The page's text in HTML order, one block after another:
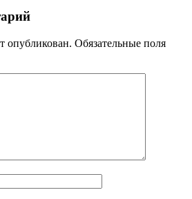
опубликован. Обязательные поля